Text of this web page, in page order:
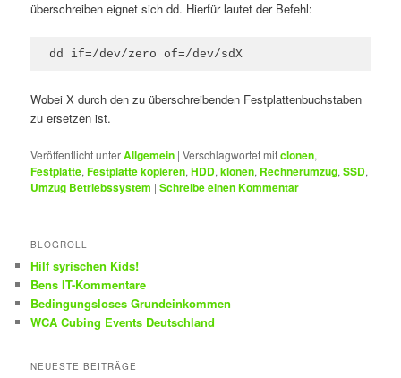
überschreiben eignet sich dd. Hierfür lautet der Befehl:
dd if=/dev/zero of=/dev/sdX
Wobei X durch den zu überschreibenden Festplattenbuchstaben
zu ersetzen ist.
Veröffentlicht unterAllgemein |Verschlagwortet mitclonen,
Festplatte,Festplatte kopieren,HDD,klonen, Rechnerumzug,SSD,
Umzug Betriebssystem |Schreibe einen Kommentar
BLOGROLL
Hilf syrischen Kids!
Bens IT-Kommentare
Bedingungsloses Grundeinkommen
WCA Cubing Events Deutschland
NEUESTE BEITRÄGE